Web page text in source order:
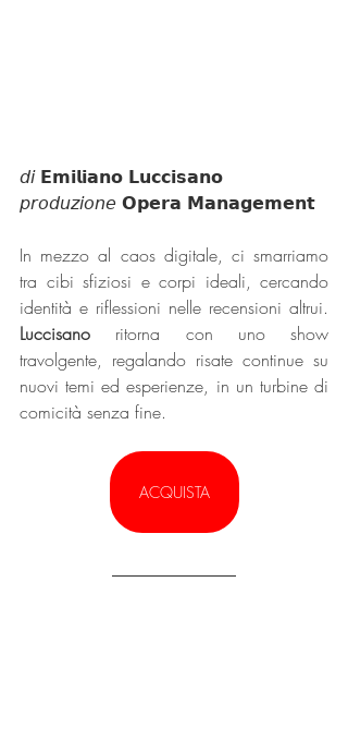
𝘥𝘪 𝗘𝗺𝗶𝗹𝗶𝗮𝗻𝗼 𝗟𝘂𝗰𝗰𝗶𝘀𝗮𝗻𝗼
𝘱𝘳𝘰𝘥𝘶𝘻𝘪𝘰𝘯𝘦 𝗢𝗽𝗲𝗿𝗮 𝗠𝗮𝗻𝗮𝗴𝗲𝗺𝗲𝗻𝘁
In mezzo al caos digitale, ci smarriamo
tra cibi sfiziosi e corpi ideali, cercando
Luccisano ritorna con uno show
travolgente, regalando risate continue su
nuovi temi ed esperienze, in un turbine di
comicità senza fine.
ACQUISTA